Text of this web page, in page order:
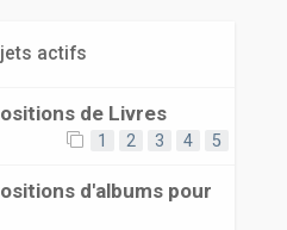
actifs
de Livres
1 2 3 4 5
d'albums pour